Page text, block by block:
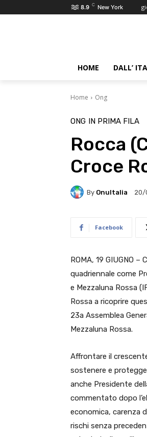
8.9 C New York
HOME DALL’
Home Ong
ONG IN PRIMA FILA
Rocca
Croce
By OnuItalia 20/
Facebook
ROMA, 19 GIUGNO
quadriennale come
e Mezzaluna Rossa
Rossa a ricoprire
23a Assemblea
Mezzaluna Rossa.
Affrontare il
sostenere e
anche Presidente
commentato dopo
economica, carenza
rischi senza